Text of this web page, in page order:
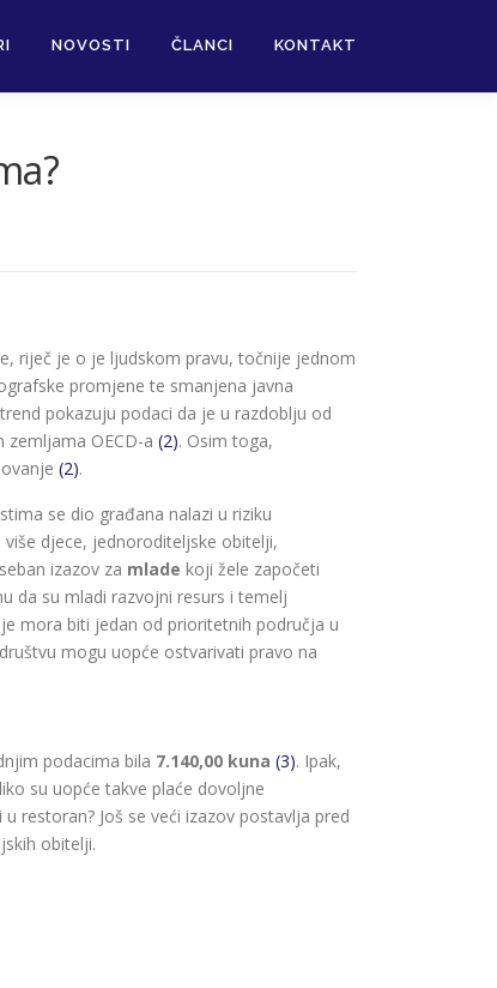
NOVOSTI ČLANCI KONTAKT
riječ je o je ljudskom pravu, točnije jednom
promjene te smanjena javna
pokazuju podaci da je u razdoblju od
zemljama OECD-a (2). Osim toga,
(2).
se dio građana nalazi u riziku
djece, jednoroditeljske obitelji,
izazov za mlade koji žele započeti
da su mladi razvojni resurs i temelj
mora biti jedan od prioritetnih područja u
mogu uopće ostvarivati pravo na
podacima bila 7.140,00 kuna (3). Ipak,
su uopće takve plaće dovoljne
restoran? Još se veći izazov postavlja pred
obitelji.